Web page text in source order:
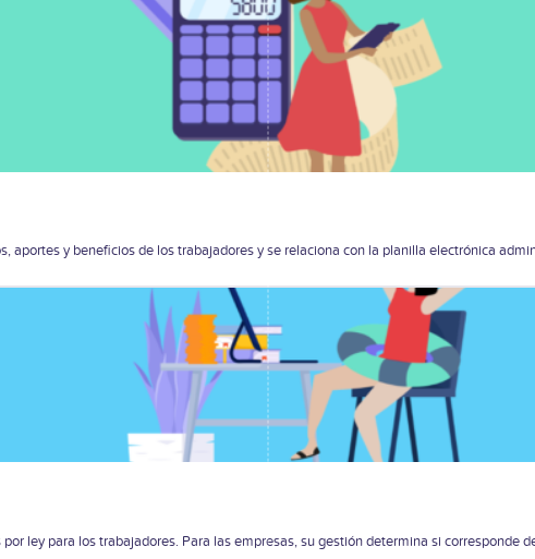
aportes y beneficios de los trabajadores y se relaciona con la planilla electrónica
ley para los trabajadores. Para las empresas, su gestión determina si corresponde